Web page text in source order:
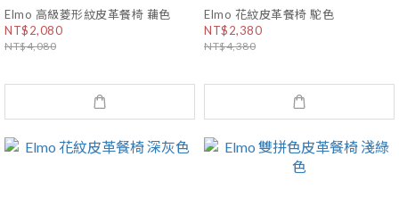
Elmo 高級菱形紋皮革餐椅 藕色
NT$2,080
NT$4,080
Elmo 花紋皮革餐椅 駝色
NT$2,380
NT$4,380